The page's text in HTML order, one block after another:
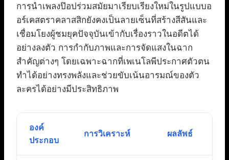
การนำเพลงป๊อปร่วมสมัยมาเรียบเรียงใหม่ในรูปแบบอ
อร์เคสตราคลาสสิกยังคงเป็นลายเซ็นที่สร้างสีสันและ
เชื่อมโยงผู้ชมยุคปัจจุบันเข้ากับเรื่องราวในอดีตได้
อย่างลงตัว การกำกับภาพและการจัดแสงในฉาก
สำคัญต่างๆ โดยเฉพาะฉากที่เพเนโลพีประกาศตัวตน
ทำได้อย่างทรงพลังและช่วยขับเน้นอารมณ์ของตัว
ละครได้อย่างมีประสิทธิภาพ
องค์
ประกอบ
การวิเคราะห์ ผลลัพธ์